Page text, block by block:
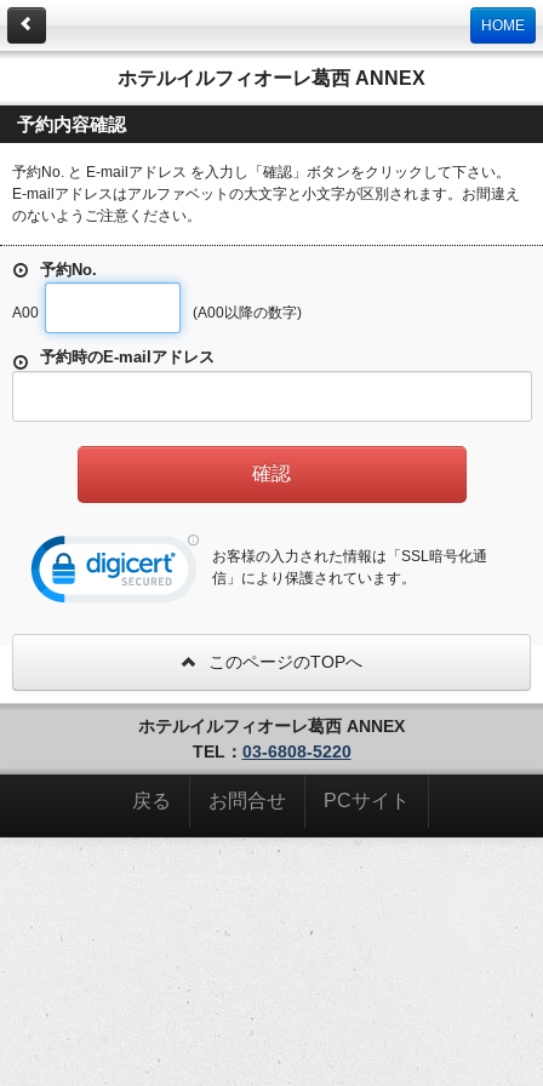
HOME
ホテルイルフィオーレ葛西 ANNEX
予約内容確認
予約No. と E-mailアドレス を入力し「確認」ボタンをクリックして下さい。
E-mailアドレスはアルファベットの大文字と小文字が区別されます。お間違え
のないようご注意ください。
予約No.
A00 (A00以降の数字)
予約時のE-mailアドレス
お客様の入力された情報は「SSL暗号化通
信」により保護されています。
このページのTOPへ
ホテルイルフィオーレ葛西 ANNEX
TEL： 03-6808-5220
戻る お問合せ PCサイト